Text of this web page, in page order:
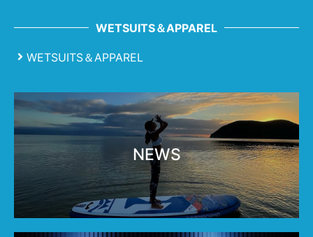
WETSUITS＆APPAREL
WETSUITS＆APPAREL
NEWS